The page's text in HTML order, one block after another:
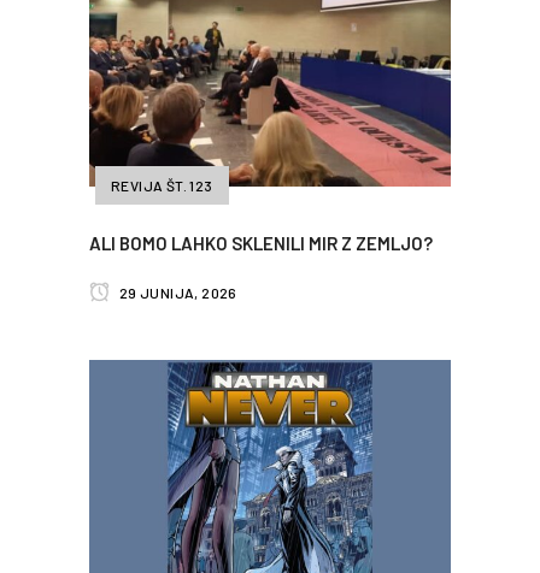
REVIJA ŠT. 123
ALI BOMO LAHKO SKLENILI MIR Z ZEMLJO?
29 JUNIJA, 2026